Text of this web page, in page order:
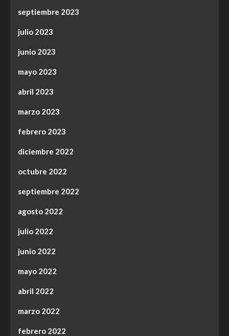
septiembre 2023
julio 2023
junio 2023
mayo 2023
abril 2023
marzo 2023
febrero 2023
diciembre 2022
octubre 2022
septiembre 2022
agosto 2022
julio 2022
junio 2022
mayo 2022
abril 2022
marzo 2022
febrero 2022